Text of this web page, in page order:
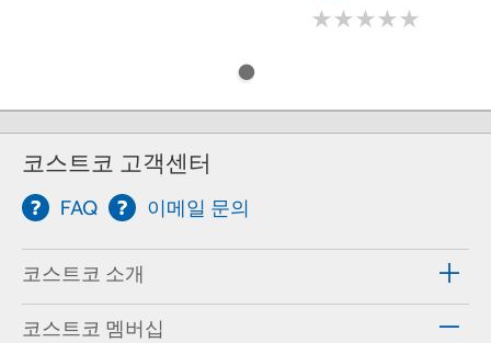
★★★★★
★★★★★
코스트코 고객센터
FAQ 이메일 문의
코스트코 소개
코스트코 멤버십